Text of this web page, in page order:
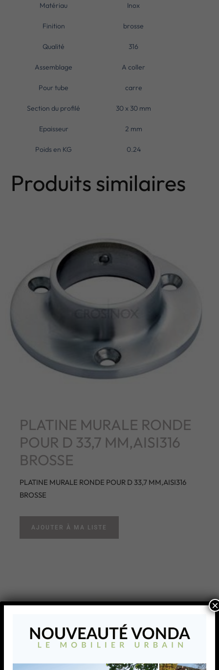
Matériau Inox
Finition brosse
Qualité 316
Assemblage A coller
Pour tube carre
Section du profilé 30 x 30 mm
Epaisseur 2 mm
Poids en KG 0.24
Produits similaires
PLATINE MURALE RONDE
POUR D 33,7 MM,AISI316
BROSSE
PLATINE MURALE RONDE POUR D 33,7 MM,AISI316
BROSSE
AJOUTER À MA LISTE
×